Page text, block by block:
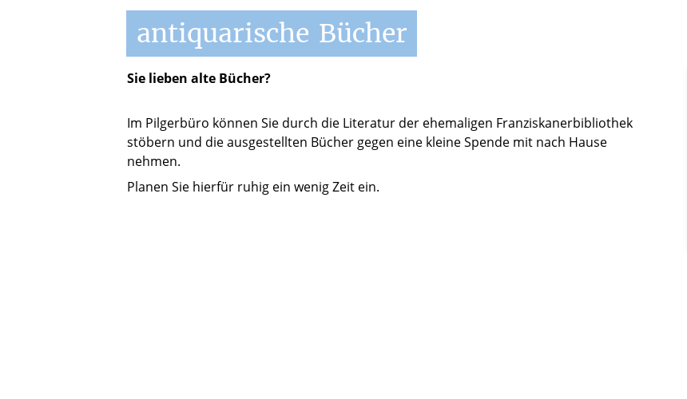
antiquarische Bücher
Sie lieben alte Bücher?
Im Pilgerbüro können Sie durch die Literatur der ehemaligen Franziskanerbibliothek
stöbern und die ausgestellten Bücher gegen eine kleine Spende mit nach Hause
nehmen.
Planen Sie hierfür ruhig ein wenig Zeit ein.